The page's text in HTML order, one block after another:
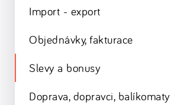
Import - export
Objednávky, fakturace
Slevy a bonusy
Doprava, dopravci, balíkomaty